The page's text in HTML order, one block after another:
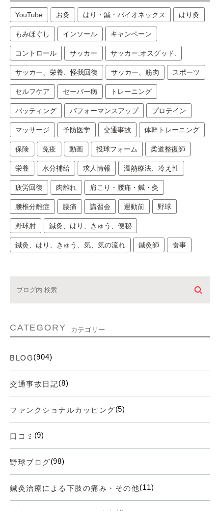
YouTube お灸 はり・鍼・パイオネックス はり灸
もみほぐし インソール キャンペーン
コントロール サッカー サッカー.オスグッド.
サッカー、栄養、怪我回復 サッカー、筋肉 スポーツ
セルフケア セーバー病 トレーニング
バッティング パフォーマンスアップ プロテイン
マッサージ 予防医学 交通事故 体幹トレーニング
保険 免疫 動画 投球フォーム 柔道整復師
栄養 水分補給 求人情報 温熱療法、冷え性
疲労回復 肉離れ 肩こり・腰痛・鍼・灸
腰椎分離症 腰痛 講習会 運動前 野球
野球肘 鍼灸、はり、きゅう、便秘
鍼灸、はり、きゅう、気、気の流れ 鍼灸師 食事
CATEGORY カテゴリー
BLOG(904)
交通事故日記(8)
ファンクショナルカッピング(5)
口コミ (9)
野球ブログ(98)
鍼灸治療による下肢の痛み・その他(11)